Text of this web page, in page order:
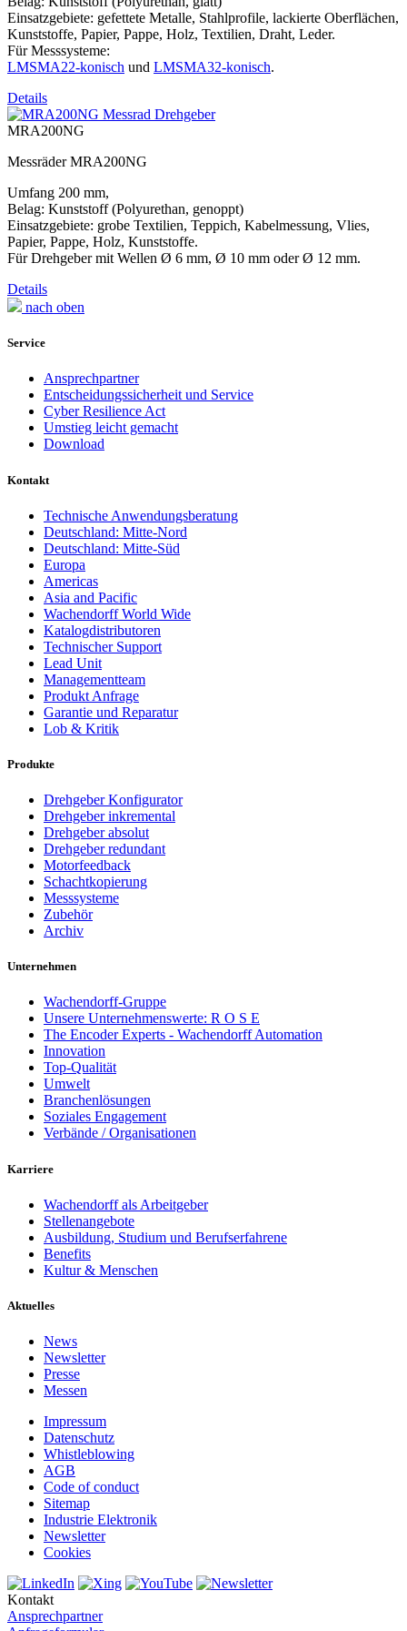
Einsatzgebiete: gefettete Metalle, Stahlprofile, lackierte Oberflächen,
Kunststoffe, Papier, Pappe, Holz, Textilien, Draht, Leder.
Für Messsysteme:
LMSMA22-konisch und LMSMA32-konisch.
Details
MRA200NG
Messräder MRA200NG
Umfang 200 mm,
Belag: Kunststoff (Polyurethan, genoppt)
Einsatzgebiete: grobe Textilien, Teppich, Kabelmessung, Vlies,
Papier, Pappe, Holz, Kunststoffe.
Für Drehgeber mit Wellen Ø 6 mm, Ø 10 mm oder Ø 12 mm.
Details
nach oben
Service
Ansprechpartner
Entscheidungssicherheit und Service
Cyber Resilience Act
Umstieg leicht gemacht
Download
Kontakt
Technische Anwendungsberatung
Deutschland: Mitte-Nord
Deutschland: Mitte-Süd
Europa
Americas
Asia and Pacific
Wachendorff World Wide
Katalogdistributoren
Technischer Support
Lead Unit
Managementteam
Produkt Anfrage
Garantie und Reparatur
Lob & Kritik
Produkte
Drehgeber Konfigurator
Drehgeber inkremental
Drehgeber absolut
Drehgeber redundant
Motorfeedback
Schachtkopierung
Messsysteme
Zubehör
Archiv
Unternehmen
Wachendorff-Gruppe
Unsere Unternehmenswerte: R O S E
The Encoder Experts - Wachendorff Automation
Innovation
Top-Qualität
Umwelt
Branchenlösungen
Soziales Engagement
Verbände / Organisationen
Karriere
Wachendorff als Arbeitgeber
Stellenangebote
Ausbildung, Studium und Berufserfahrene
Benefits
Kultur & Menschen
Aktuelles
News
Newsletter
Presse
Messen
Impressum
Datenschutz
Whistleblowing
AGB
Code of conduct
Sitemap
Industrie Elektronik
Newsletter
Cookies
Kontakt
Ansprechpartner